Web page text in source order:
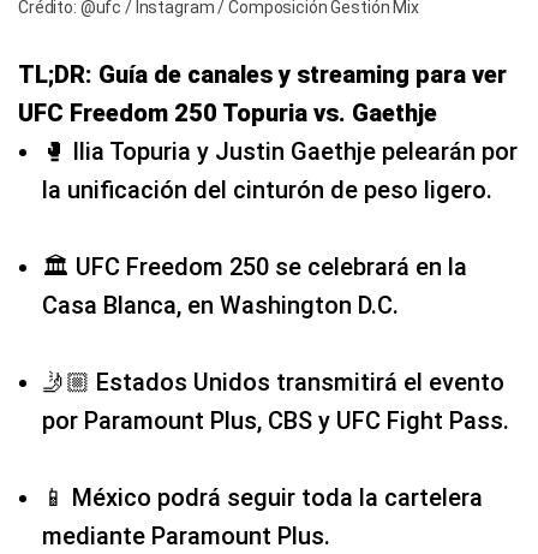
Crédito: @ufc / Instagram / Composición Gestión Mix
TL;DR: Guía de canales y streaming para ver
UFC Freedom 250 Topuria vs. Gaethje
🥊 Ilia Topuria y Justin Gaethje pelearán por
la unificación del cinturón de peso ligero.
🏛️ UFC Freedom 250 se celebrará en la
Casa Blanca, en Washington D.C.
🤳🏼 Estados Unidos transmitirá el evento
por Paramount Plus, CBS y UFC Fight Pass.
📱 México podrá seguir toda la cartelera
mediante Paramount Plus.